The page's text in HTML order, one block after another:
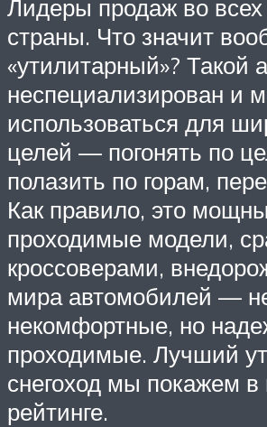
Лидеры продаж во
страны. Что значит
«утилитарный»? Такой
неспециализирован и
использоваться для
целей — погонять по
полазить по горам,
Как правило, это
проходимые модели,
кроссоверами,
мира автомобилей —
некомфортные, но
проходимые. Лучший
снегоход мы покажем
рейтинге.